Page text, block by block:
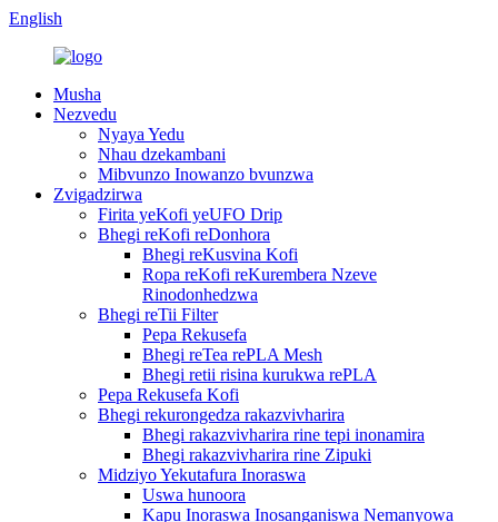
English
Musha
Nezvedu
Nyaya Yedu
Nhau dzekambani
Mibvunzo Inowanzo bvunzwa
Zvigadzirwa
Firita yeKofi yeUFO Drip
Bhegi reKofi reDonhora
Bhegi reKusvina Kofi
Ropa reKofi reKurembera Nzeve
Rinodonhedzwa
Bhegi reTii Filter
Pepa Rekusefa
Bhegi reTea rePLA Mesh
Bhegi retii risina kurukwa rePLA
Pepa Rekusefa Kofi
Bhegi rekurongedza rakazvivharira
Bhegi rakazvivharira rine tepi inonamira
Bhegi rakazvivharira rine Zipuki
Midziyo Yekutafura Inoraswa
Uswa hunoora
Kapu Inoraswa Inosanganiswa Nemanyowa